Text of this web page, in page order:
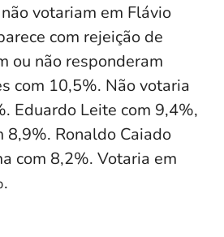
votariam em Flávio
com rejeição de
ou não responderam
com 10,5%. Não votaria
Eduardo Leite com 9,4%,
8,9%. Ronaldo Caiado
com 8,2%. Votaria em